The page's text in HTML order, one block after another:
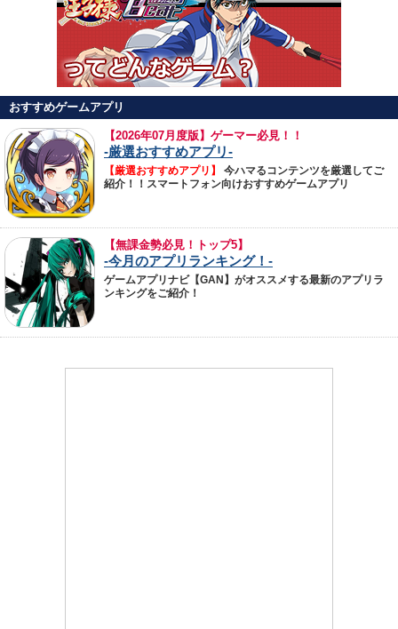
おすすめゲームアプリ
【2026年07月度版】ゲーマー必見！！
-厳選おすすめアプリ-
【厳選おすすめアプリ】
今ハマるコンテンツを厳選してご
紹介！！スマートフォン向けおすすめゲームアプリ
【無課金勢必見！トップ5】
-今月のアプリランキング！-
ゲームアプリナビ【GAN】がオススメする最新のアプリラ
ンキングをご紹介！